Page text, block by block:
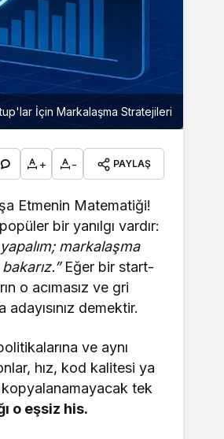
İçin Markalaşma Stratejileri
+ - PAYLAŞ
Etmenin Matematiği!
bir yanılgı vardır:
markalaşma
Eğer bir start-
o acımasız ve gri
demektir.
ve aynı
hız, kod kalitesi ya
tek
o eşsiz his.